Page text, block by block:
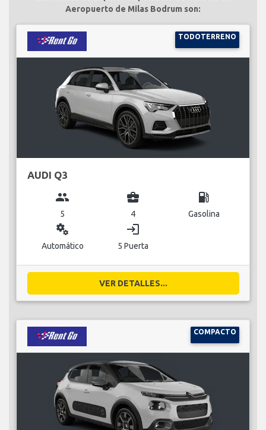
Aeropuerto de Milas Bodrum son:
TODOTERRENO
AUDI Q3
group
5
business_center
4
local_gas_station
Gasolina
miscellaneous_services
Automático
login
5 Puerta
VER DETALLES...
COMPACTO